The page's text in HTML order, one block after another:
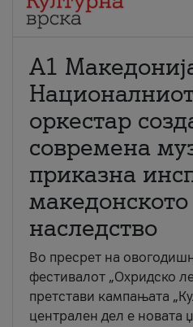
А1
оркестар
современа
приказна
наследство
Во пресрет на
фестивалот „Охридско
претстави кампањата
централен дел е новата